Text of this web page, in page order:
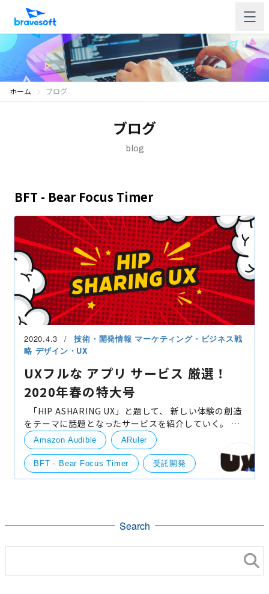
ホーム ブログ
ブログ
blog
BFT - Bear Focus Timer
2020.4.3 技術・開発情報 マーケティング・ビジネス戦
略 デザイン・UX
UXフルな アプリ サービス 厳選！
2020年春の特大号
をテーマに話題となったサービスを紹介していく。 そ
れではスタートだ！ ARuler AndoridiOS Pokemon
Amazon Audible ARuler
BFT - Bear Focus Timer 受託開発
Search